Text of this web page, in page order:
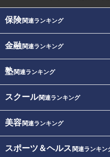
保険関連ランキング
金融関連ランキング
塾関連ランキング
スクール関連ランキング
美容関連ランキング
スポーツ＆ヘルス 関連ランキン